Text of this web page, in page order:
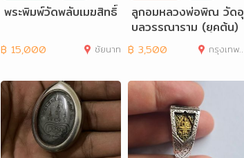
พระพิมพ์วัดพลับเมฆสิทธิ์
฿ 15,000 ชัยนาท
ลูกอมหลวงพ่อพิณ วัดอุ
บลวรรณาราม (ยุคต้น)
จ. ราชบุรี
฿ 3,500 กรุงเทพมหานคร